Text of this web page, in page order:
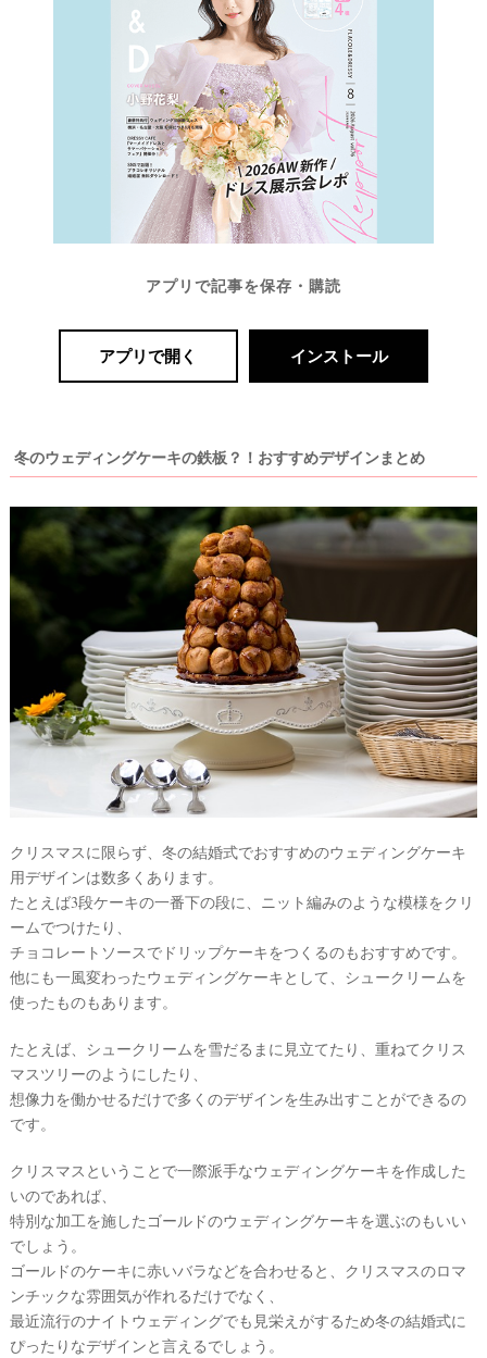
アプリで記事を保存・購読
アプリで開く インストール
冬のウェディングケーキの鉄板？！おすすめデザインまとめ
クリスマスに限らず、冬の結婚式でおすすめのウェディングケーキ
用デザインは数多くあります。
たとえば3段ケーキの一番下の段に、ニット編みのような模様をクリ
ームでつけたり、
チョコレートソースでドリップケーキをつくるのもおすすめです。
他にも一風変わったウェディングケーキとして、シュークリームを
使ったものもあります。
たとえば、シュークリームを雪だるまに見立てたり、重ねてクリス
マスツリーのようにしたり、
想像力を働かせるだけで多くのデザインを生み出すことができるの
です。
クリスマスということで一際派手なウェディングケーキを作成した
いのであれば、
特別な加工を施したゴールドのウェディングケーキを選ぶのもいい
でしょう。
ゴールドのケーキに赤いバラなどを合わせると、クリスマスのロマ
ンチックな雰囲気が作れるだけでなく、
最近流行のナイトウェディングでも見栄えがするため冬の結婚式に
ぴったりなデザインと言えるでしょう。